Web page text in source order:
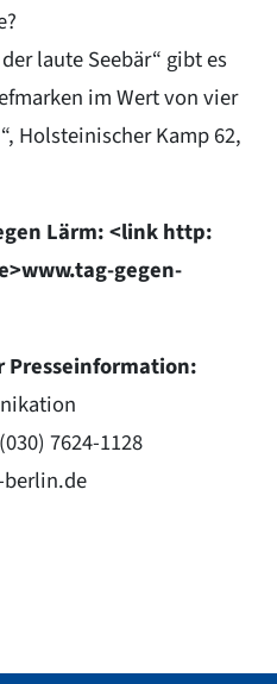
laute Seebär“ gibt es
im Wert von vier
Holsteinischer Kamp 62,
Lärm: <link http:
gegen-
Presseinformation:
7624-1128
berlin.de